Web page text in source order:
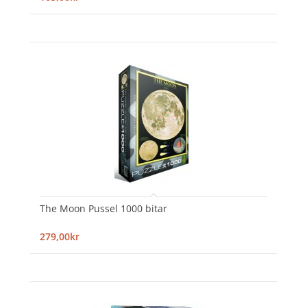
The Moon Pussel 1000 bitar
279,00kr